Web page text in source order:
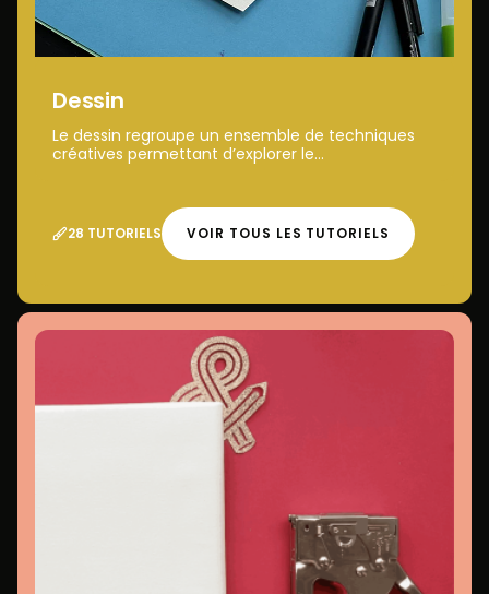
Dessin
Le dessin regroupe un ensemble de techniques
créatives permettant d’explorer le...
28 TUTORIELS VOIR TOUS LES TUTORIELS